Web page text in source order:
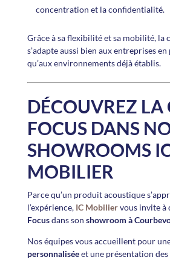
concentration et la confidentialité.
Grâce à sa flexibilité et sa mobilité, la
s’adapte aussi bien aux entreprises
qu’aux environnements déjà établis.
DÉCOUVREZ LA
FOCUSDANS
SHOWROOMS
MOBILIER
Parce qu’un produit acoustique
l’expérience, IC Mobiliervous invite à
Focusdans son showroom à
Nos équipes vous accueillent pour
personnaliséeet une présentation